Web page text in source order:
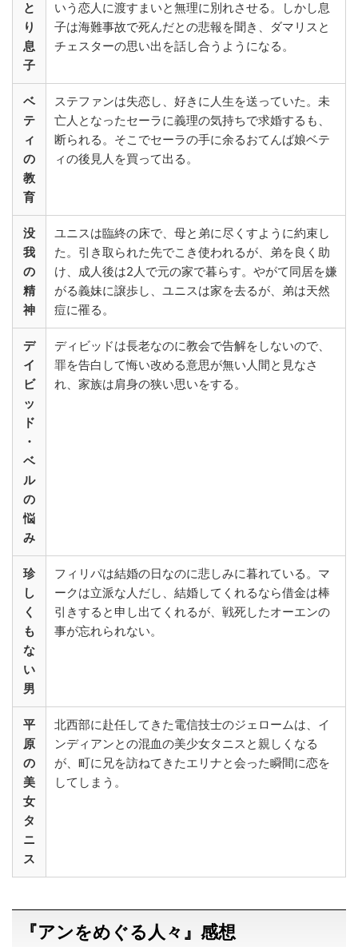
と
り
息
子
いう恋人に渡すまいと無理に別れさせる。しかし息
子は海難事故で死んだとの悲報を聞き、ダマリスと
チェスターの思い出を話し合うようになる。
ベ
テ
ィ
の
教
育
ステファンは失恋し、好きに人生を送っていた。未
亡人となったセーラに義理の気持ちで求婚するも、
断られる。そこでセーラの手に余るおてんば娘ベテ
ィの後見人を買って出る。
没
我
の
精
神
ユニスは臨終の床で、母と弟に尽くすように約束し
た。引き取られた先でこき使われるが、弟を良く助
け、成人後は2人で元の家で暮らす。やがて同居を嫌
がる義妹に譲歩し、ユニスは家を去るが、弟は天然
痘に罹る。
デ
イ
ビ
ッ
ド
・
ベ
ル
の
悩
み
ディビッドは長老なのに教会で告解をしないので、
罪を告白して悔い改める意思が無い人間と見なさ
れ、家族は肩身の狭い思いをする。
珍
し
く
も
な
い
男
フィリパは結婚の日なのに悲しみに暮れている。マ
ークは立派な人だし、結婚してくれるなら借金は棒
引きすると申し出てくれるが、戦死したオーエンの
事が忘れられない。
平
原
の
美
女
タ
ニ
ス
北西部に赴任してきた電信技士のジェロームは、イ
ンディアンとの混血の美少女タニスと親しくなる
が、町に兄を訪ねてきたエリナと会った瞬間に恋を
してしまう。
『アンをめぐる人々』感想